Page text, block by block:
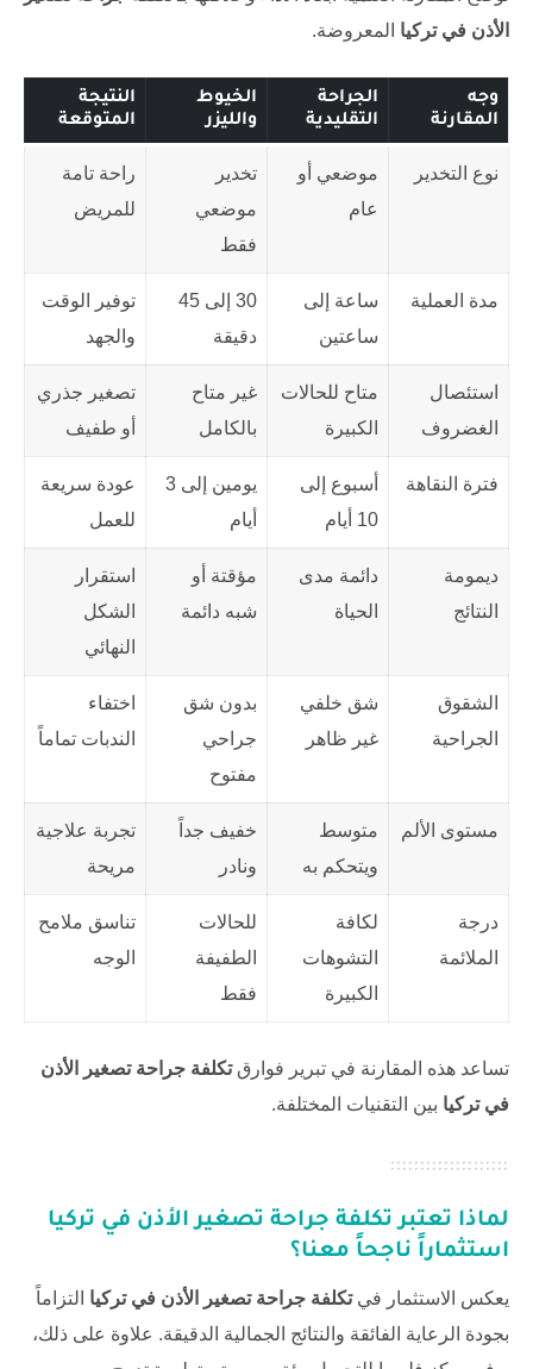
الأذن في تركيا المعروضة.
وجه
المقارنة
الجراحة
التقليدية
الخيوط
والليزر
النتيجة
المتوقعة
نوع التخدير
موضعي أو
عام
تخدير
موضعي
فقط
راحة تامة
للمريض
مدة العملية
ساعة إلى
ساعتين
30 إلى 45
دقيقة
توفير الوقت
والجهد
استئصال
الغضروف
متاح للحالات
الكبيرة
غير متاح
بالكامل
تصغير جذري
أو طفيف
فترة النقاهة
أسبوع إلى
10 أيام
يومين إلى 3
أيام
عودة سريعة
للعمل
ديمومة
النتائج
دائمة مدى
الحياة
مؤقتة أو
شبه دائمة
استقرار
الشكل
النهائي
الشقوق
الجراحية
شق خلفي
غير ظاهر
بدون شق
جراحي
مفتوح
اختفاء
الندبات تماماً
مستوى الألم
متوسط
ويتحكم به
خفيف جداً
ونادر
تجربة علاجية
مريحة
درجة
الملائمة
لكافة
التشوهات
الكبيرة
للحالات
الطفيفة
فقط
تناسق ملامح
الوجه
تساعد هذه المقارنة في تبرير فوارقتكلفة جراحة تصغير الأذن
في تركيا بين التقنيات المختلفة.
لماذا تعتبر تكلفة جراحة تصغير الأذن في تركيا
استثماراً ناجحاً معنا؟
يعكس الاستثمار فيتكلفة جراحة تصغير الأذن في تركيا التزاماً
بجودة الرعاية الفائقة والنتائج الجمالية الدقيقة. علاوة على ذلك،